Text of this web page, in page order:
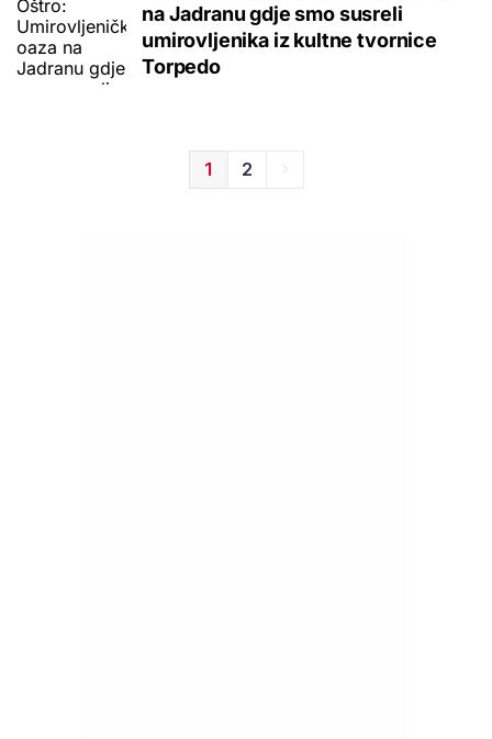
na Jadranu gdje smo susreli
umirovljenika iz kultne tvornice
Torpedo
1 2